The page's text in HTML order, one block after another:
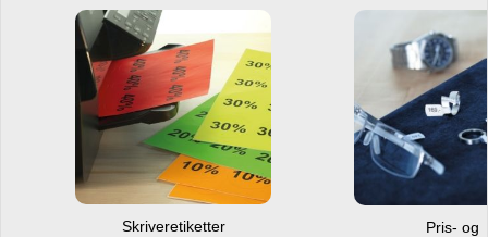
Skriveretiketter
Pris- og